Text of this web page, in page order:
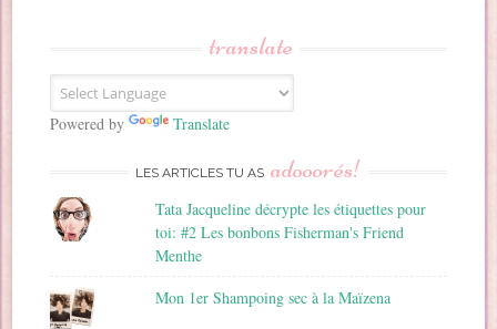
E
m
a
translate
Powered by Translate
LES ARTICLES TU AS adooorés!
Tata Jacqueline décrypte les étiquettes pour
toi: #2 Les bonbons Fisherman's Friend
Menthe
Mon 1er Shampoing sec à la Maïzena